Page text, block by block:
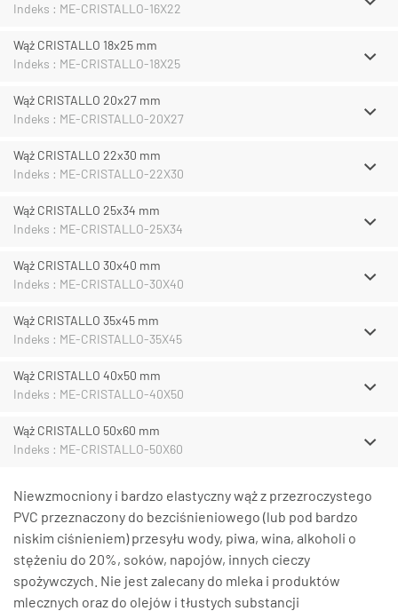
Indeks : ME-CRISTALLO-16X22
Wąż CRISTALLO 18x25 mm
Indeks : ME-CRISTALLO-18X25
Wąż CRISTALLO 20x27 mm
Indeks : ME-CRISTALLO-20X27
Wąż CRISTALLO 22x30 mm
Indeks : ME-CRISTALLO-22X30
Wąż CRISTALLO 25x34 mm
Indeks : ME-CRISTALLO-25X34
Wąż CRISTALLO 30x40 mm
Indeks : ME-CRISTALLO-30X40
Wąż CRISTALLO 35x45 mm
Indeks : ME-CRISTALLO-35X45
Wąż CRISTALLO 40x50 mm
Indeks : ME-CRISTALLO-40X50
Wąż CRISTALLO 50x60 mm
Indeks : ME-CRISTALLO-50X60
Niewzmocniony i bardzo elastyczny wąż z przezroczystego
PVC przeznaczony do bezciśnieniowego (lub pod bardzo
niskim ciśnieniem) przesyłu wody, piwa, wina, alkoholi o
stężeniu do 20%, soków, napojów, innych cieczy
spożywczych. Nie jest zalecany do mleka i produktów
mlecznych oraz do olejów i tłustych substancji